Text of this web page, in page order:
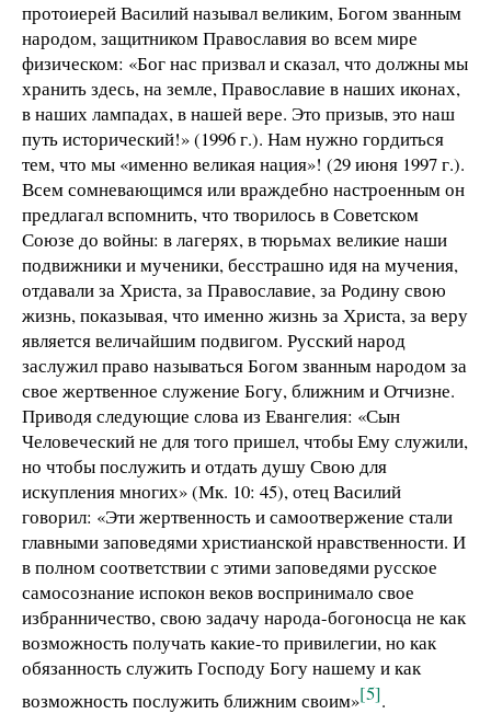
протоиерей Василий называл великим, Богом званным
народом, защитником Православия во всем мире
физическом: «Бог нас призвал и сказал, что должны мы
хранить здесь, на земле, Православие в наших иконах,
в наших лампадах, в нашей вере. Это призыв, это наш
путь исторический!» (1996 г.). Нам нужно гордиться
тем, что мы «именно великая нация»! (29 июня 1997 г.).
Всем сомневающимся или враждебно настроенным он
предлагал вспомнить, что творилось в Советском
Союзе до войны: в лагерях, в тюрьмах великие наши
подвижники и мученики, бесстрашно идя на мучения,
отдавали за Христа, за Православие, за Родину свою
жизнь, показывая, что именно жизнь за Христа, за веру
является величайшим подвигом. Русский народ
заслужил право называться Богом званным народом за
свое жертвенное служение Богу, ближним и Отчизне.
Приводя следующие слова из Евангелия: «Сын
Человеческий не для того пришел, чтобы Ему служили,
но чтобы послужить и отдать душу Свою для
искупления многих» (Мк. 10: 45), отец Василий
говорил: «Эти жертвенность и самоотвержение стали
главными заповедями христианской нравственности. И
в полном соответствии с этими заповедями русское
самосознание испокон веков воспринимало свое
избранничество, свою задачу народа-богоносца не как
возможность получать какие-то привилегии, но как
обязанность служить Господу Богу нашему и как
возможность послужить ближним своим»[5].